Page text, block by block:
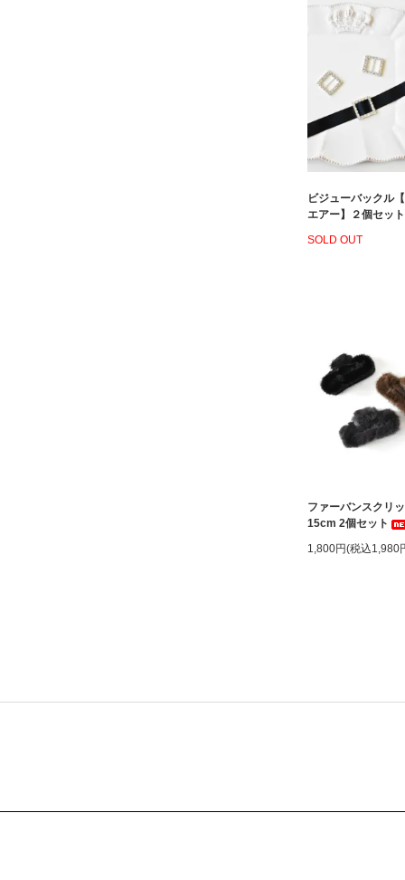
ビジューバックル
エアー】２個セット
SOLD OUT
ファーバンスク
15cm 2個セット
1,800円(税込1,980